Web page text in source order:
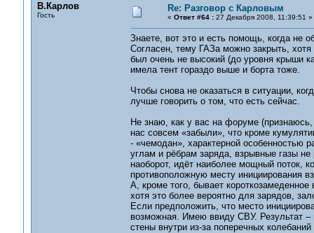
В.Карлов
Гость
Re: Разговор с Карловым
« Ответ #64 :27 Декабря 2008, 11:39:51 »
Знаете, вот это и есть помощь, когда не
Согласен, тему ГАЗа можно закрыть, хотя
был очень не высокий (до уровня крыши
имела тент гораздо выше и борта тоже.
Чтобы снова не оказаться в ситуации,
лучше говорить о том, что есть сейчас.
Не знаю, как у вас на форуме
нас совсем «забыли», что кроме
- «чемодан», характерной особенностью
углам и рёбрам заряда, взрывные газы
наоборот, идёт наиболее мощный поток,
противоположную месту инициирования
А, кроме того, бывает
хотя это более вероятно для зарядов,
Если предположить, что место
возможная. Имею ввиду СВУ. Результат
стены внутри из-за поперечных